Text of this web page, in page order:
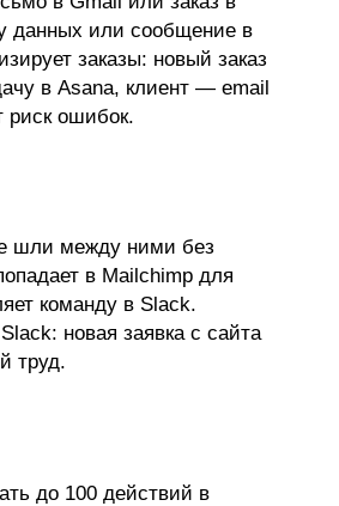
данных или сообщение в
заказы: новый заказ
в Asana, клиент — email
риск ошибок.
шли между ними без
в Mailchimp для
команду в Slack.
новая заявка с сайта
труд.
до 100 действий в